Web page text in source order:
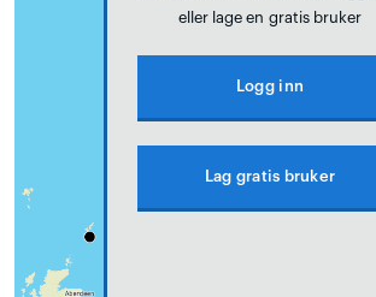
eller lage en gratis bruker
Logg inn
Lag gratis bruker